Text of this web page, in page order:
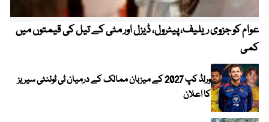
عوام کو جزوی ریلیف، پیٹرول، ڈیزل اور مٹی کے تیل کی قیمتوں میں
کمی
ورلڈ کپ 2027 کے میزبان ممالک کے درمیان ٹی ٹوئنٹی سیریز
کا اعلان